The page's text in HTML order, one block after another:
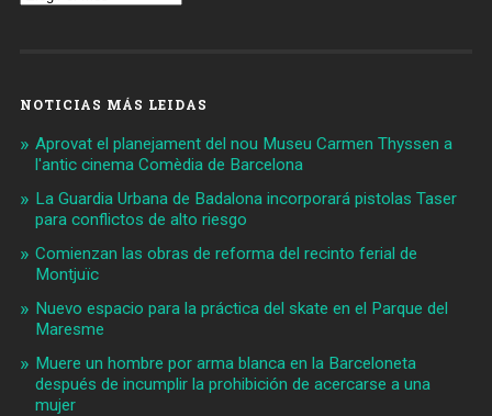
NOTICIAS MÁS LEIDAS
Aprovat el planejament del nou Museu Carmen Thyssen a
l'antic cinema Comèdia de Barcelona
La Guardia Urbana de Badalona incorporará pistolas Taser
para conflictos de alto riesgo
Comienzan las obras de reforma del recinto ferial de
Montjuïc
Nuevo espacio para la práctica del skate en el Parque del
Maresme
Muere un hombre por arma blanca en la Barceloneta
después de incumplir la prohibición de acercarse a una
mujer